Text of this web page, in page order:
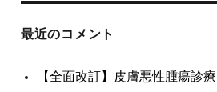
最近のコメント
【全面改訂】皮膚悪性腫瘍診